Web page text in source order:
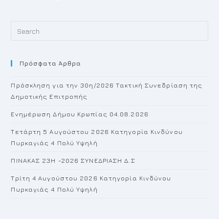
Πρόσφατα Άρθρα
Πρόσκληση για την 30η/2026 Τακτική Συνεδρίαση της
Δημοτικής Επιτροπής
Ενημέρωση Δήμου Κρωπίας 04.08.2026
Τετάρτη 5 Αυγούστου 2026 Κατηγορία Κινδύνου
Πυρκαγιάς 4 Πολύ Υψηλή
ΠΙΝΑΚΑΣ 23H -2026 ΣΥΝΕΔΡΙΑΣΗ Δ.Σ
Τρίτη 4 Αυγούστου 2026 Κατηγορία Κινδύνου
Πυρκαγιάς 4 Πολύ Υψηλή